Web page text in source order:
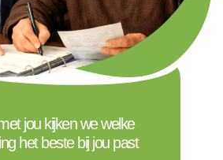
jou kijken we welke
het beste bij jou past